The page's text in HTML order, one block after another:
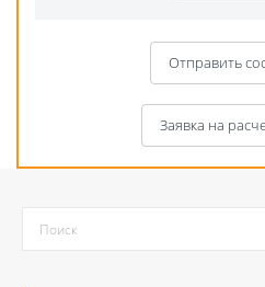
Отправить
Заявка на